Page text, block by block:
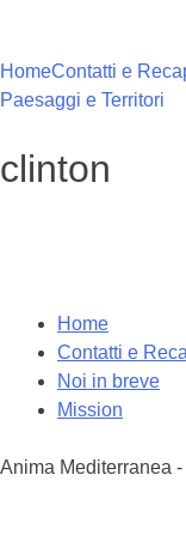
contenuto
HomeContatti e
Paesaggi e Territori
clinton
Home
Contatti e
Noi in breve
Mission
Anima Mediterranea